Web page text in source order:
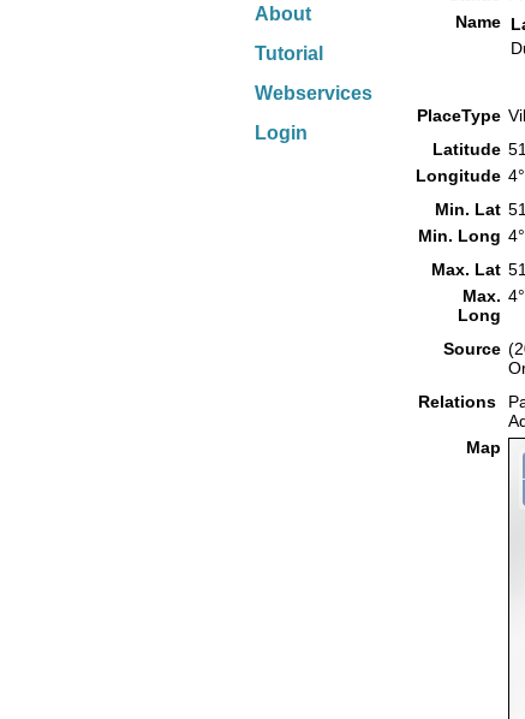
About
Tutorial
Webservices
Login
Name
PlaceType
Latitude
Longitude
Min. Lat
Min. Long
Max. Lat
Max.
Long
Source
Relations
Map